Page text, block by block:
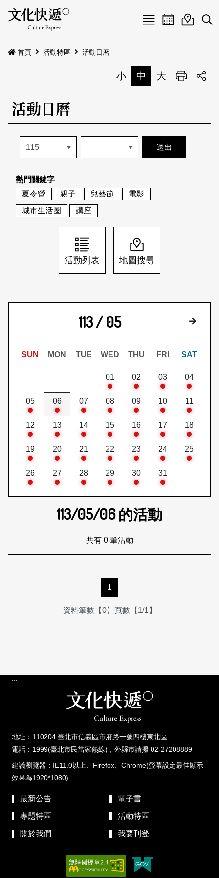
Menu
最新公告
本期專題
歷史專題
活動特區
活動列表
地圖搜尋
關於我們
關於我們
刊物索取地點
會員基本資料
刊登活動
網站導覽 English
日本語 登入/註冊
活動日曆活動地圖
展
:::
首頁
活動特區 活動日曆
小 中 大 列印
活動日曆
熱門關鍵字
夏令營
親子 兒藝節
電影
城市生活圈
講座
活動列表 地圖搜尋
113 / 05 下個月
SUN MON TUE WED THU FRI SAT
01 02 03 04
05 06 07 08 09 10 11
12 13 14 15 16 17 18
19 20 21 22 23 24 25
26 27 28 29 30 31
113/05/06的活動
共有 0 筆活動
1
資料筆數【0】頁數【1/1】
:::
地址：110204 臺北市信義區市府路一號四樓東北區
電話：1999(臺北市民當家熱線)，外縣市請撥 02-27208889
建議瀏覽器：IE11.0以上、Firefox、Chrome(螢幕設定最佳顯示
效果為1920*1080)
最新公告 電子書
專題特區 活動特區
關於我們 我要刊登